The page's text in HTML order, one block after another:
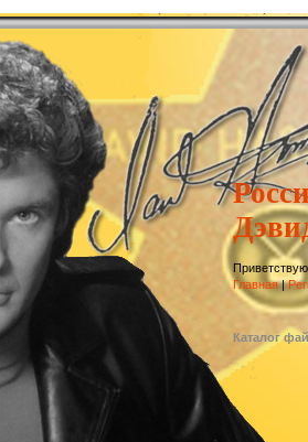
Главная|
Каталог